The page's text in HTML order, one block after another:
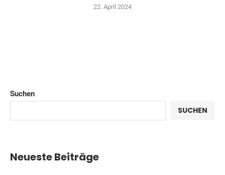
22. April 2024
Suchen
SUCHEN
Neueste Beiträge